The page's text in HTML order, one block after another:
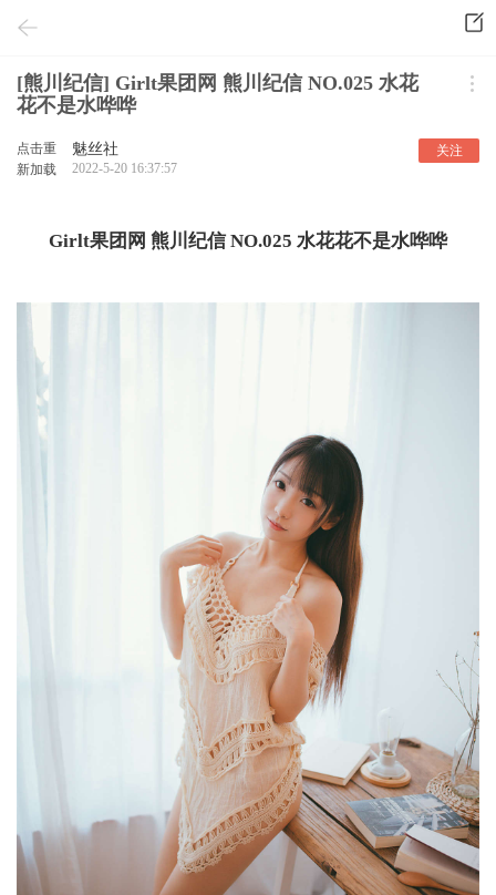
[熊川纪信] Girlt果团网 熊川纪信 NO.025 水花
花不是水哗哗
点击重
新加载
魅丝社
2022-5-20 16:37:57
关注
Girlt果团网 熊川纪信 NO.025 水花花不是水哗哗